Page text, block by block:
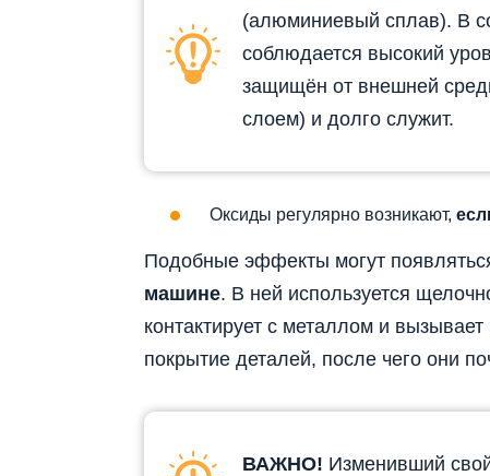
(алюминиевый сплав). В
соблюдается высокий
защищён от внешней
слоем) и долго служит.
Оксиды регулярно возникают,
Подобные эффекты могут
машине. В ней используется
контактирует с металлом и
покрытие деталей, после чего они
ВАЖНО! Изменивший